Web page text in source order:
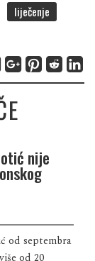
liječenje
nije
od septembra
od 20